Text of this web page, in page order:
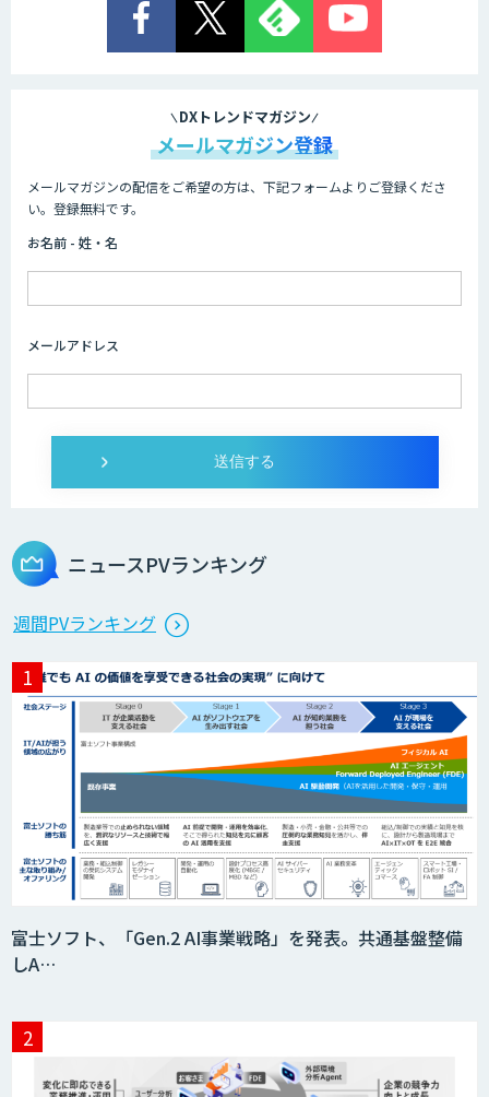
DXトレンドマガジン
メールマガジン登録
メールマガジンの配信をご希望の方は、下記フォームよりご登録くださ
い。登録無料です。
お名前 - 姓・名
メールアドレス
ニュースPVランキング
週間PVランキング
富士ソフト、「Gen.2 AI事業戦略」を発表。共通基盤整備
しA…